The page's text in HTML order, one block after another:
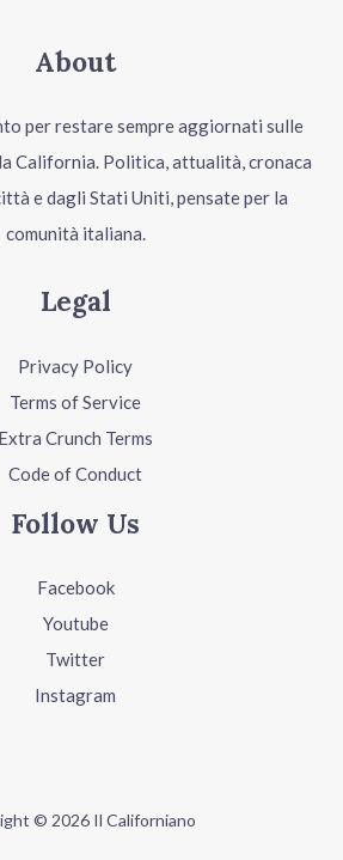
About
per restare sempre aggiornati sulle
California. Politica, attualità, cronaca
e dagli Stati Uniti, pensate per la
comunità italiana.
Legal
Privacy Policy
Terms of Service
Extra Crunch Terms
Code of Conduct
Follow Us
Facebook
Youtube
Twitter
Instagram
© 2026 Il Californiano